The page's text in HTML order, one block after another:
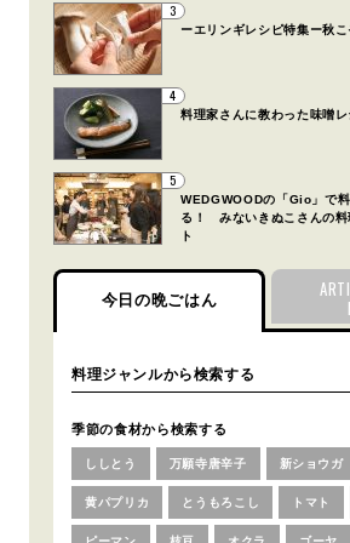
3
ーエリンギレシピ特集ー秋
4
料理家さんに教わった味噌レ
5
WEDGWOODの「Gio」で
る！ みないきぬこさんの料
ト
今日の晩ごはん
季節の食材から検索する
ししとう 万願寺唐辛子 新ショウガ
黄パプリカ とうもろこし トマト